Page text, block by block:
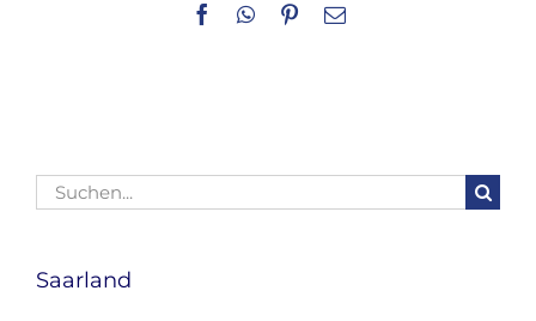
Facebook
WhatsApp
Pinterest
E-
Suche
nach:
Saarland